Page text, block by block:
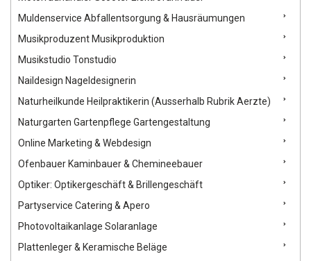
Muldenservice Abfallentsorgung & Hausräumungen
Musikproduzent Musikproduktion
Musikstudio Tonstudio
Naildesign Nageldesignerin
Naturheilkunde Heilpraktikerin (Ausserhalb Rubrik Aerzte)
Naturgarten Gartenpflege Gartengestaltung
Online Marketing & Webdesign
Ofenbauer Kaminbauer & Chemineebauer
Optiker: Optikergeschäft & Brillengeschäft
Partyservice Catering & Apero
Photovoltaikanlage Solaranlage
Plattenleger & Keramische Beläge